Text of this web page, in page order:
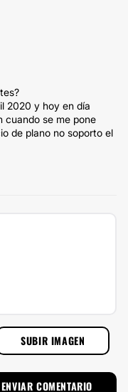
2020 y hoy en día
cuando se me pone
de plano no soporto el
SUBIR IMAGEN